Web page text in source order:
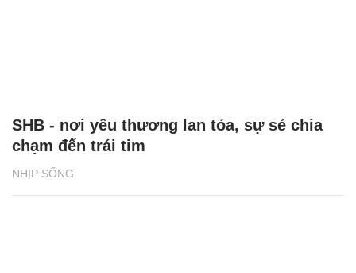
NHỊP SỐNG
SHB - nơi yêu thương lan tỏa, sự sẻ chia
chạm đến trái tim